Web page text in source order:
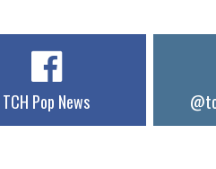
TCH Pop News